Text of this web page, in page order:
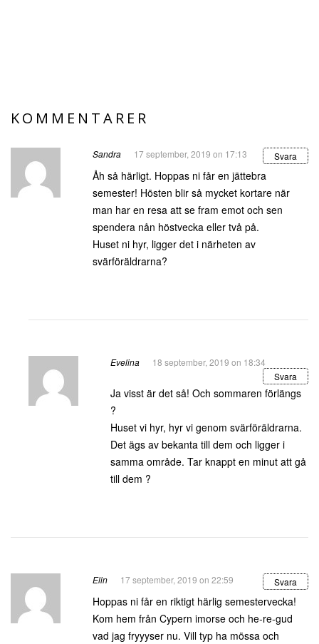
KOMMENTARER
Sandra 17 september, 2019 on 17:13 Svara
Åh så härligt. Hoppas ni får en jättebra
semester! Hösten blir så mycket kortare när
man har en resa att se fram emot och sen
spendera nån höstvecka eller två på.
Huset ni hyr, ligger det i närheten av
svärföräldrarna?
Evelina
18 september, 2019 on 18:34
Svara
Ja visst är det så! Och sommaren förlängs
?
Huset vi hyr, hyr vi genom svärföräldrarna.
Det ägs av bekanta till dem och ligger i
samma område. Tar knappt en minut att gå
till dem ?
Elin 17 september, 2019 on 22:59 Svara
Hoppas ni får en riktigt härlig semestervecka!
Kom hem från Cypern imorse och he-re-gud
vad jag fryyyser nu. Vill typ ha mössa och